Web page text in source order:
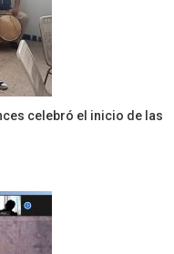
celebró el inicio de las